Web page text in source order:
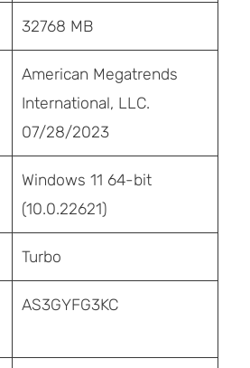
32768 MB
American Megatrends
International, LLC.
07/28/2023
Windows 11 64-bit
(10.0.22621)
Turbo
AS3GYFG3KC